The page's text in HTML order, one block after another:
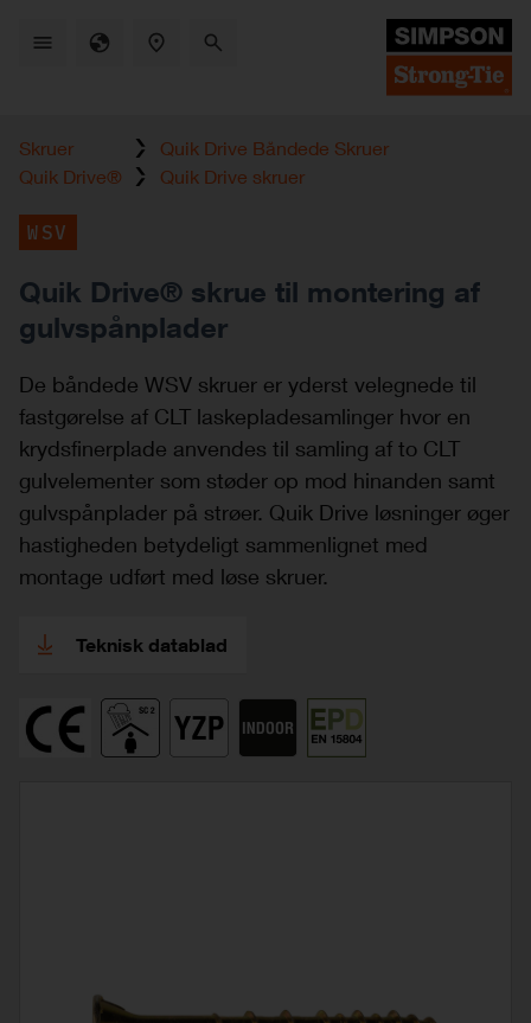
Skruer
Quik Drive®
Quik Drive Båndede Skruer
Quik Drive skruer
WSV
Quik Drive® skrue til montering af
gulvspånplader
De båndede WSV skruer er yderst velegnede til
fastgørelse af CLT laskepladesamlinger hvor en
krydsfinerplade anvendes til samling af to CLT
gulvelementer som støder op mod hinanden samt
gulvspånplader på strøer. Quik Drive løsninger øger
hastigheden betydeligt sammenlignet med
montage udført med løse skruer.
Teknisk datablad